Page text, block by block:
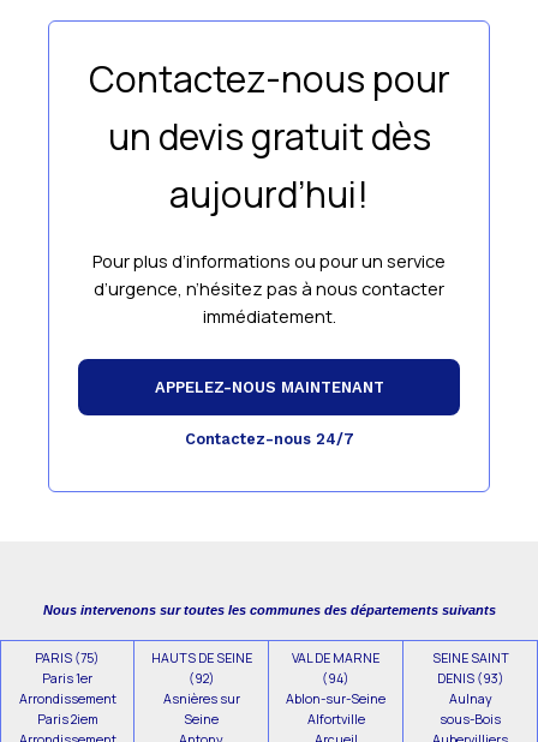
Contactez-nous pour
un devis gratuit dès
aujourd’hui!
Pour plus d’informations ou pour un service
d’urgence, n’hésitez pas à nous contacter
immédiatement.
APPELEZ-NOUS MAINTENANT
Contactez-nous 24/7
Nous intervenons sur toutes les communes des départements suivants
PARIS (75)
Paris 1er
Arrondissement
Paris 2iem
HAUTS DE SEINE
(92)
Asnières sur
Seine
VAL DE MARNE
(94)
Ablon-sur-Seine
Alfortville
SEINE SAINT
DENIS (93)
Aulnay
sous-Bois